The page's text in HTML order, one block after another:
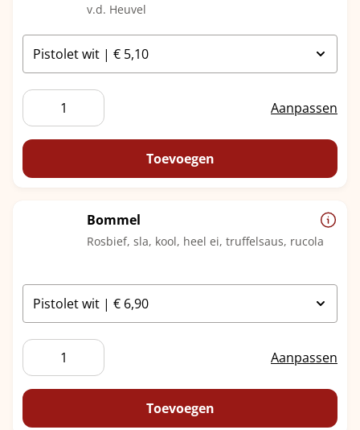
v.d. Heuvel
Boeren
Beenham
Naturel
Aanpassen
Toevoegen
Bommel
Rosbief, sla, kool, heel ei, truffelsaus, rucola
Bommel
aantal
Aanpassen
Toevoegen